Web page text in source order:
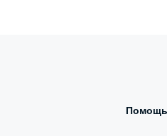
Помощь